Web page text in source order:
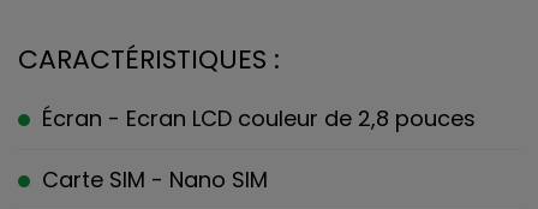
CARACTÉRISTIQUES :
Écran - Ecran LCD couleur de 2,8 pouces
Carte SIM - Nano SIM